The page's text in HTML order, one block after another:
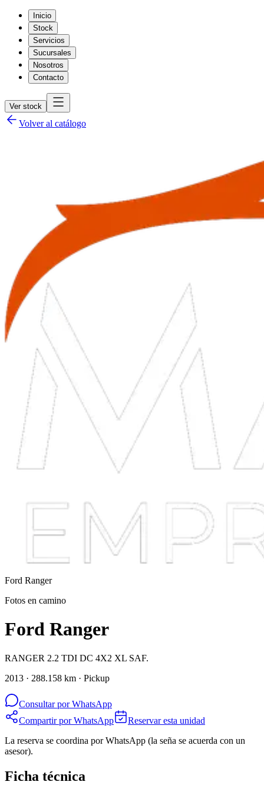
Inicio
Stock
Servicios
Sucursales
Nosotros
Contacto
Ver stock
Volver al catálogo
Ford Ranger
Fotos en camino
Ford Ranger
RANGER 2.2 TDI DC 4X2 XL SAF.
2013 · 288.158 km · Pickup
Consultar por WhatsApp
Compartir por WhatsApp
Reservar esta unidad
La reserva se coordina por WhatsApp (la seña se acuerda con un
asesor).
Ficha técnica